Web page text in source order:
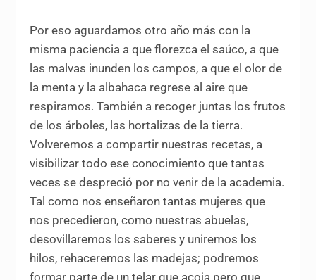
Por eso aguardamos otro año más con la
misma paciencia a que florezca el saúco, a que
las malvas inunden los campos, a que el olor de
la menta y la albahaca regrese al aire que
respiramos. También a recoger juntas los frutos
de los árboles, las hortalizas de la tierra.
Volveremos a compartir nuestras recetas, a
visibilizar todo ese conocimiento que tantas
veces se despreció por no venir de la academia.
Tal como nos enseñaron tantas mujeres que
nos precedieron, como nuestras abuelas,
desovillaremos los saberes y uniremos los
hilos, rehaceremos las madejas; podremos
formar parte de un telar que acoja pero que